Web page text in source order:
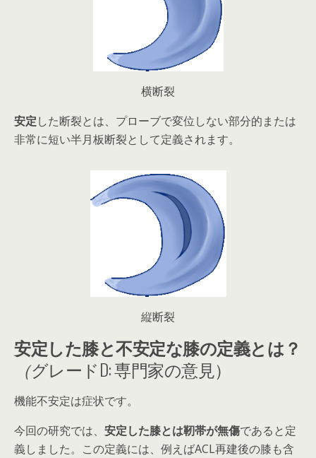
横断裂
安定した断裂とは、プローブで変位しない部分的または
非常に短い半月板断裂として定義されます。
縦断裂
安定した膝と不安定な膝の定義とは？
（グレードD: 専門家の意見）
機能不安定は症状です。
今回の研究では、 安定した膝とは靭帯が無傷であると定
義しました。この定義には、例えばACL再建後の膝も含